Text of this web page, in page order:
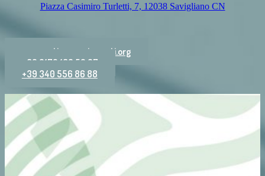
Piazza Casimiro Turletti, 7, 12038 Savigliano CN
cooperativa@vocierranti.org
+39 0172 180 52 07
+39 340 556 86 88